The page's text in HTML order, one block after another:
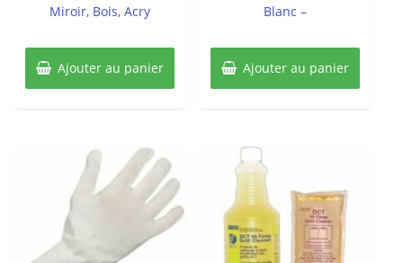
Miroir, Bois, Acry
Ajouter au panier
Blanc –
Ajouter au panier